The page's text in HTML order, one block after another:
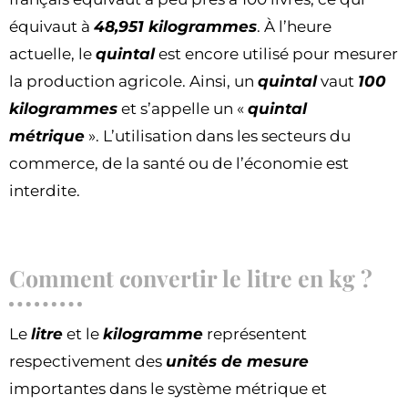
équivaut à 48,951 kilogrammes. À l’heure
actuelle, le quintalest encore utilisé pour mesurer
la production agricole. Ainsi, un quintalvaut 100
kilogrammes et s’appelle un « quintal
métrique ». L’utilisation dans les secteurs du
commerce, de la santé ou de l’économie est
interdite.
Comment convertir le litre en kg ?
Le litre et le kilogramme représentent
respectivement des unités de mesure
importantes dans le système métrique et